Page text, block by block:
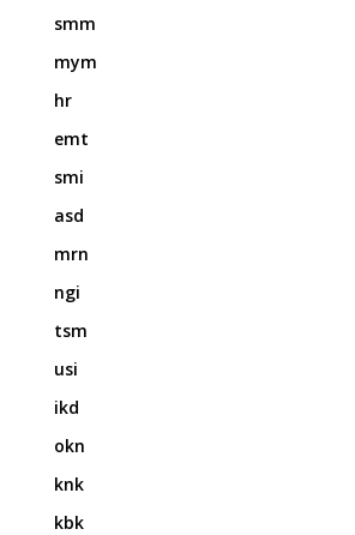
smm
mym
hr
emt
smi
asd
mrn
ngi
tsm
usi
ikd
okn
knk
kbk